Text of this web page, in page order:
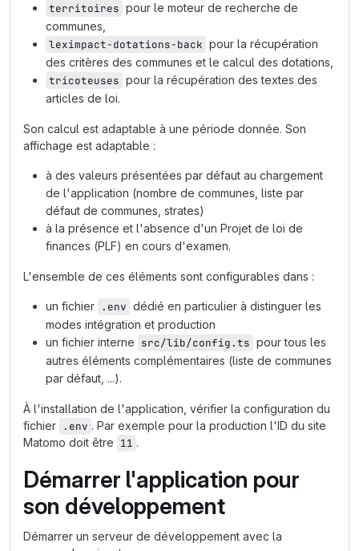
territoires pour le moteur de recherche de
communes,
leximpact-dotations-back pour la récupération
des critères des communes et le calcul des dotations,
tricoteuses pour la récupération des textes des
articles de loi.
Son calcul est adaptable à une période donnée. Son
affichage est adaptable :
à des valeurs présentées par défaut au chargement
de l'application (nombre de communes, liste par
défaut de communes, strates)
à la présence et l'absence d'un Projet de loi de
finances (PLF) en cours d'examen.
L'ensemble de ces éléments sont configurables dans :
un fichier .env dédié en particulier à distinguer les
modes intégration et production
un fichier interne src/lib/config.ts pour tous les
autres éléments complémentaires (liste de communes
par défaut, ...).
À l'installation de l'application, vérifier la configuration du
fichier .env . Par exemple pour la production l'ID du site
Matomo doit être 11 .
Démarrer l'application pour
son développement
Démarrer un serveur de développement avec la